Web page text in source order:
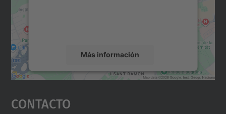
Más información
Aceptar
powered by
Contacto